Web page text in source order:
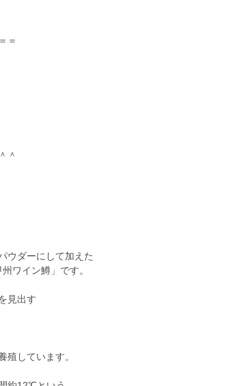
＝
＾
ウダーにして加えた
ワイン鱒」です。
見出す
殖しています。